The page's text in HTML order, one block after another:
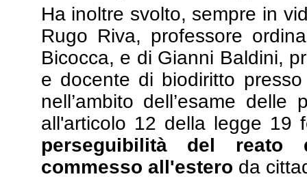
Ha inoltre svolto, sempre in
Rugo Riva, professore
Bicocca, e di Gianni Baldini,
e docente di biodiritto
nell’ambito dell’esame
all'articolo 12 della legge 19
perseguibilità del reato
commesso all'estero da